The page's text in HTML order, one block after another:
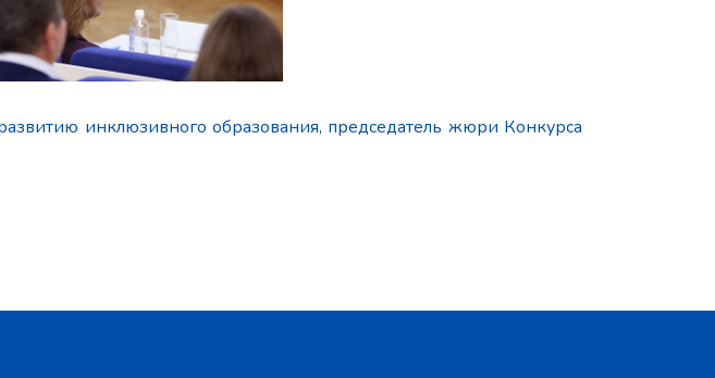
инклюзивного образования, председатель жюри Конкурса